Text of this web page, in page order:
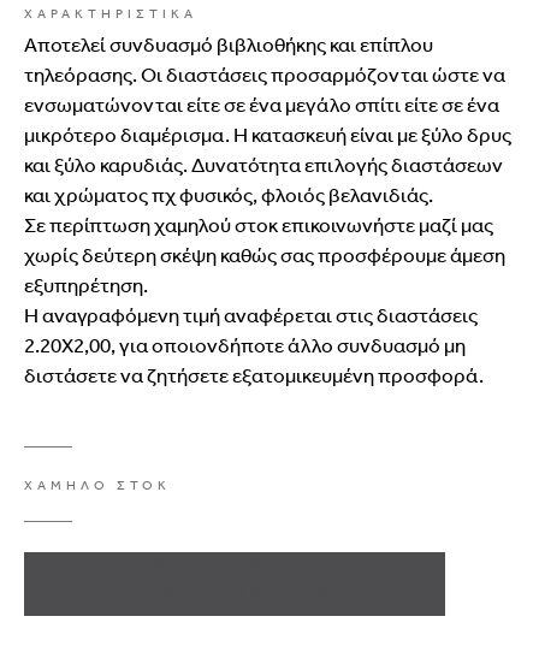
ΧΑΡΑΚΤΗΡΙΣΤΙΚΑ
Αποτελεί συνδυασμό βιβλιοθήκης και επίπλου
τηλεόρασης. Οι διαστάσεις προσαρμόζονται ώστε να
ενσωματώνονται είτε σε ένα μεγάλο σπίτι είτε σε ένα
μικρότερο διαμέρισμα. Η κατασκευή είναι με ξύλο δρυς
και ξύλο καρυδιάς. Δυνατότητα επιλογής διαστάσεων
και χρώματος πχ φυσικός, φλοιός βελανιδιάς.
Σε περίπτωση χαμηλού στοκ επικοινωνήστε μαζί μας
χωρίς δεύτερη σκέψη καθώς σας προσφέρουμε άμεση
εξυπηρέτηση.
Η αναγραφόμενη τιμή αναφέρεται στις διαστάσεις
2.20Χ2,00, για οποιονδήποτε άλλο συνδυασμό μη
διστάσετε να ζητήσετε εξατομικευμένη προσφορά.
ΧΑΜΗΛΟ ΣΤΟΚ